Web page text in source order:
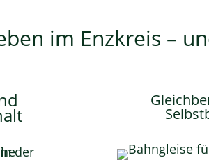
im Enzkreis –